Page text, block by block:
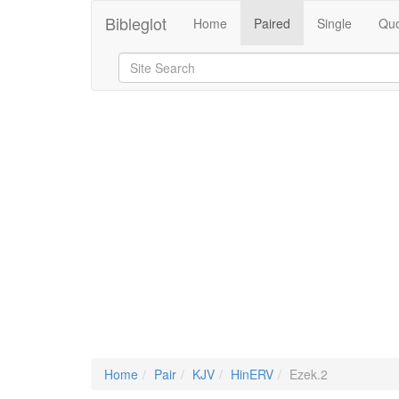
Bibleglot Home Paired Single
Home Pair KJV HinERV Ezek.2